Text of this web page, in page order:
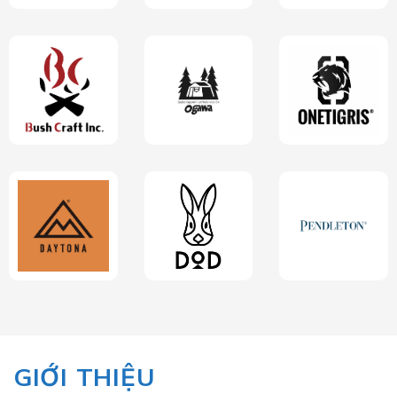
GIỚI THIỆU